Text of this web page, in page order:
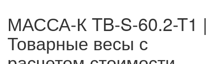
МАССА-К TB-S-60.2-T1 |
Товарные весы с